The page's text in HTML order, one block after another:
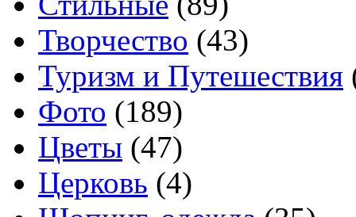
Творчество (43)
Туризм и Путешествия
Фото (189)
Цветы (47)
Церковь (4)